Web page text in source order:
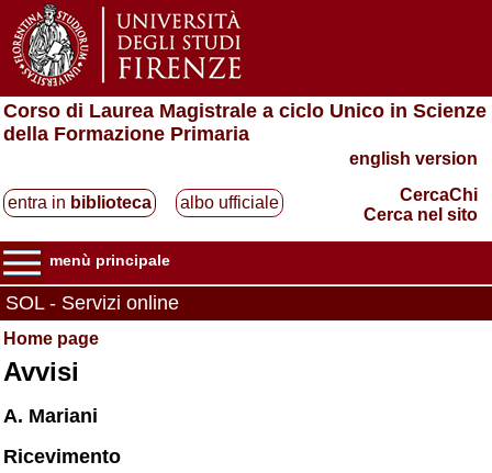
Corso di Laurea Magistrale a ciclo Unico in Scienze
della Formazione Primaria
english version
entra in biblioteca albo ufficiale
CercaChi
Cerca nel sito
menù principale
SOL - Servizi online
Home page
Avvisi
A. Mariani
Ricevimento